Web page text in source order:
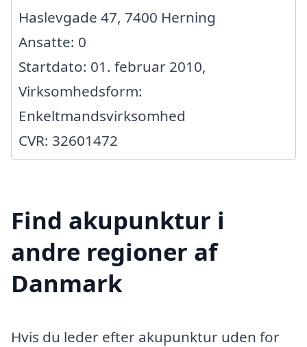
Haslevgade 47, 7400 Herning
Ansatte: 0
Startdato: 01. februar 2010,
Virksomhedsform:
Enkeltmandsvirksomhed
CVR: 32601472
Find akupunktur i
andre regioner af
Danmark
Hvis du leder efter akupunktur uden for